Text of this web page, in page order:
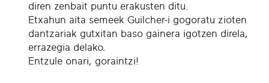
diren zenbait puntu erakusten ditu.
Etxahun aita semeek Guilcher-i gogoratu zioten
dantzariak gutxitan baso gainera igotzen direla,
errazegia delako.
Entzule onari, goraintzi!